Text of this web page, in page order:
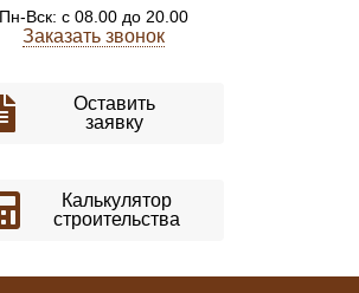
Пн-Вск: с 08.00 до 20.00
Заказать звонок
Оставить
заявку
Калькулятор
строительства